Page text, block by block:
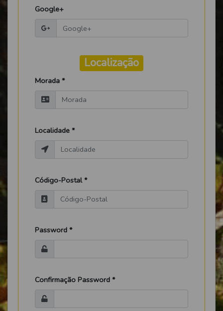
Google+
Localização
Morada *
Localidade *
Código-Postal *
Password *
Confirmação Password *